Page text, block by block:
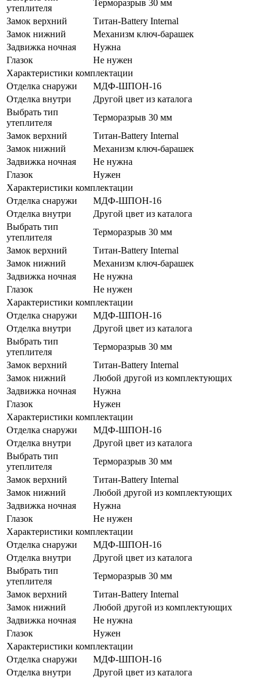
утеплителя
Терморазрыв 30 мм
Замок верхний
Титан-Battery Internal
Замок нижний
Механизм ключ-барашек
Задвижка ночная
Нужна
Глазок
Не нужен
Характеристики комплектации
Отделка снаружи
МДФ-ШПОН-16
Отделка внутри
Другой цвет из каталога
Выбрать тип
утеплителя
Терморазрыв 30 мм
Замок верхний
Титан-Battery Internal
Замок нижний
Механизм ключ-барашек
Задвижка ночная
Не нужна
Глазок
Нужен
Характеристики комплектации
Отделка снаружи
МДФ-ШПОН-16
Отделка внутри
Другой цвет из каталога
Выбрать тип
утеплителя
Терморазрыв 30 мм
Замок верхний
Титан-Battery Internal
Замок нижний
Механизм ключ-барашек
Задвижка ночная
Не нужна
Глазок
Не нужен
Характеристики комплектации
Отделка снаружи
МДФ-ШПОН-16
Отделка внутри
Другой цвет из каталога
Выбрать тип
утеплителя
Терморазрыв 30 мм
Замок верхний
Титан-Battery Internal
Замок нижний
Любой другой из комплектующих
Задвижка ночная
Нужна
Глазок
Нужен
Характеристики комплектации
Отделка снаружи
МДФ-ШПОН-16
Отделка внутри
Другой цвет из каталога
Выбрать тип
утеплителя
Терморазрыв 30 мм
Замок верхний
Титан-Battery Internal
Замок нижний
Любой другой из комплектующих
Задвижка ночная
Нужна
Глазок
Не нужен
Характеристики комплектации
Отделка снаружи
МДФ-ШПОН-16
Отделка внутри
Другой цвет из каталога
Выбрать тип
утеплителя
Терморазрыв 30 мм
Замок верхний
Титан-Battery Internal
Замок нижний
Любой другой из комплектующих
Задвижка ночная
Не нужна
Глазок
Нужен
Характеристики комплектации
Отделка снаружи
МДФ-ШПОН-16
Отделка внутри
Другой цвет из каталога